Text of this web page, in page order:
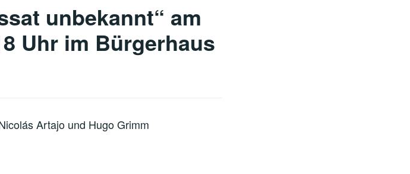
unbekannt“ am
Uhr im Bürgerhaus
Artajo und Hugo Grimm